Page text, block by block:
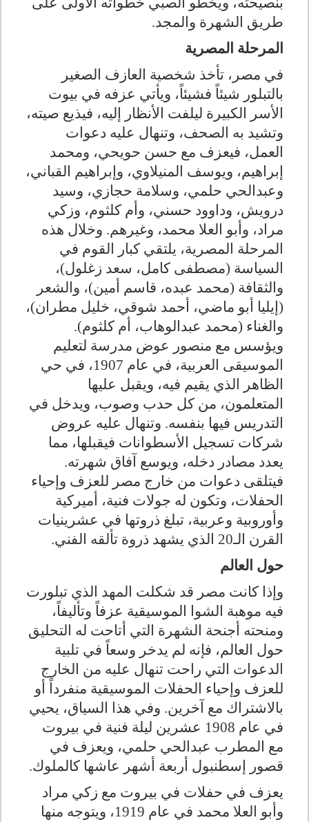
طريق الشهرة والمجد.
المرحلة المصرية
في مصر، تأخذ شخصية العازف الصغير
بالتبلور شيئاً فشيئاً، ويأتي عزفه في بيوت
الأسر الكبيرة ليلفت الأنظار إليه، فيذيع صيته،
وتشيد به الصحف، وتنهال عليه دعوات
العمل، فيعزف مع حسن حويحي، ومحمد
إبراهيم، ويوسف المنيلاوي، وإبراهيم القباني،
وعبدالحي حلمي، وسلامة حجازي، وسيد
درويش، وداوود حسني، وأم كلثوم، وزكي
مراد، وأبو العلا محمد، وغيرهم. وخلال هذه
المرحلة المصرية، يلتقي كبار القوم في
السياسة (مصطفى كامل، سعد زغلول)،
والثقافة (محمد عبده، قاسم أمين)، والشعر
(إيليا أبو ماضي، أحمد شوقي، خليل مطران)،
والغناء (محمد عبدالوهاب، أم كلثوم).
ويؤسس مع منصور عوض مدرسة لتعليم
الموسيقى العربية، في عام 1907، في حي
الظاهر الذي يقيم فيه، ويقبل عليها
المتعلمون، من كل حدب وصوب، ويدخل في
التدريس فيها بنفسه. وتنهال عليه عروض
شركات تسجيل الأسطوانات فيقبلها، مما
يعدد مصادر دخله، ويوسع آفاق شهرته.
فيتلقى دعوات من خارج مصر للعزف وإحياء
الحفلات، وتكون له جولات فنية، أميركية
وأوروبية وعربية، تبلغ ذروتها في عشرينيات
القرن الـ20 الذي يشهد ذروة تألقه الفني
.
حول العالم
وإذا كانت مصر قد شكلت المهد الذي تبلورت
فيه موهبة الشوا الموسيقية عزفاً وتأليفاً،
ومنحته أجنحة الشهرة التي أتاحت له التحليق
حول العالم، فإنه لم يدخر وسعاً في تلبية
الدعوات التي راحت تنهال عليه من الخارج
للعزف وإحياء الحفلات الموسيقية منفرداً أو
بالاشتراك مع آخرين. وفي هذا السياق، يحيي
في عام 1908 عشرين ليلة فنية في بيروت
مع المطرب عبدالحي حلمي، ويعزف في
قصور إسطنبول أربعة أشهر عاشها كالملوك.
يعزف في حفلات في بيروت مع زكي مراد
وأبو العلا محمد في عام 1919، ويتوجه منها